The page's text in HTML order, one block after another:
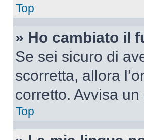
Top
» Ho cambiato il
Se sei sicuro di
scorretta, allora
corretto. Avvisa
Top